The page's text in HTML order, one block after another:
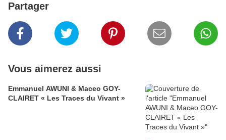
Partager
Vous aimerez aussi
Emmanuel AWUNI & Maceo GOY-
CLAIRET « Les Traces du Vivant »